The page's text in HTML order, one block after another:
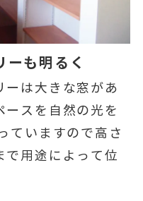
ーも明るく
ーは大きな窓があ
ースを自然の光を
ていますので高さ
で用途によって位